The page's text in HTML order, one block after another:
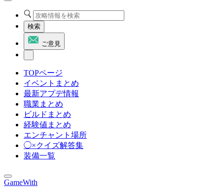
検索
ご意見
TOPページ
イベントまとめ
最新アプデ情報
職業まとめ
ビルドまとめ
経験値まとめ
エンチャント場所
◯×クイズ解答集
装備一覧
GameWith